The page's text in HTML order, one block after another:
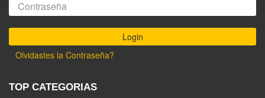
Olvidastes la Contraseña?
TOP CATEGORIAS